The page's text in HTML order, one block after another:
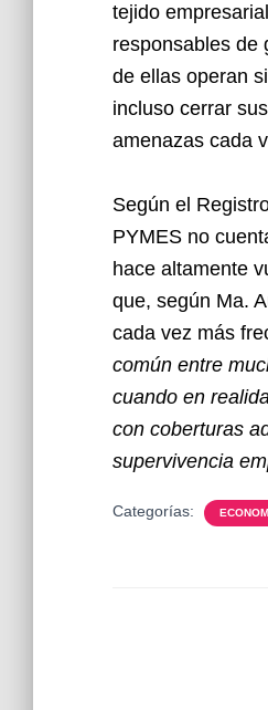
tejido
responsables de
de ellas operan
incluso cerrar
amenazas cada
Según el
PYMES no
hace altamente
que, según Ma.
cada vez más
común entre
cuando en
con coberturas
supervivencia
Categorías: